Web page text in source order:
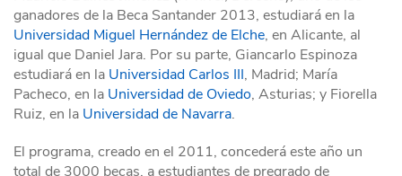
ganadores de la Beca Santander 2013, estudiará en la
Universidad Miguel Hernández de Elche, en Alicante, al
igual que Daniel Jara. Por su parte, Giancarlo Espinoza
estudiará en la Universidad Carlos III, Madrid; María
Pacheco, en la Universidad de Oviedo, Asturias; y Fiorella
Ruiz, en la Universidad de Navarra.
El programa, creado en el 2011, concederá este año un
total de 3000 becas, a estudiantes de pregrado de